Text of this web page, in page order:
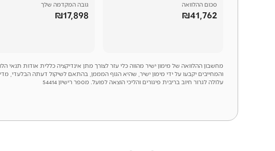
סכום ההלוואה
₪41,762
גובה המקדמה שלך
₪17,898
מחשבון ההלוואה של מימון ישיר מהווה כלי עזר לצורך מתן אינדיקציה כללית אודות תנאי
והמחייבים יקבעו על ידי מימון ישיר, שהיא הגוף המממן, בהתאם לשיקול דעתה הבלעדי,
עלולה לגרור חיוב בריבית פיגורים והליכי הוצאה לפועל. מספר רישיון 54414